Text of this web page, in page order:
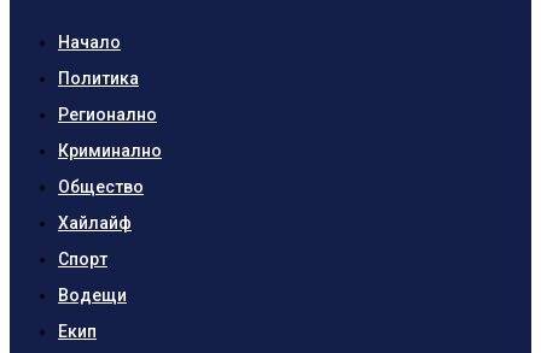
Начало
Политика
Регионално
Криминално
Общество
Хайлайф
Спорт
Водещи
Екип